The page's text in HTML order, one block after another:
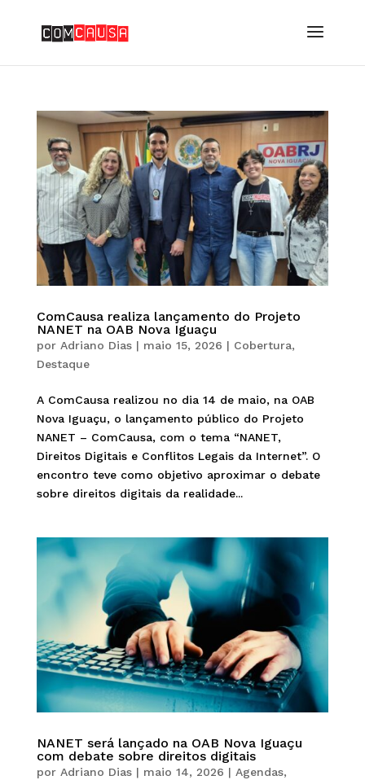
ComCausa realiza lançamento do Projeto
NANET na OAB Nova Iguaçu
por Adriano Dias| maio 15, 2026 | Cobertura,
Destaque
A ComCausa realizou no dia 14 de maio, na OAB
Nova Iguaçu, o lançamento público do Projeto
NANET – ComCausa, com o tema “NANET,
Direitos Digitais e Conflitos Legais da Internet”. O
encontro teve como objetivo aproximar o debate
sobre direitos digitais da realidade...
NANET será lançado na OAB Nova Iguaçu
com debate sobre direitos digitais
por Adriano Dias| maio 14, 2026 | Agendas,